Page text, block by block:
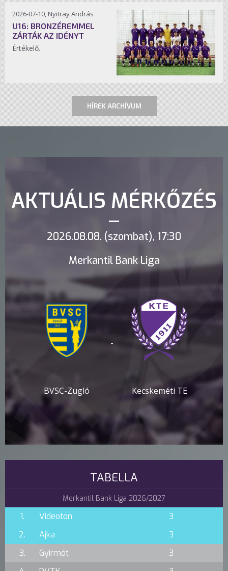
2026-07-10, Nyitray András
U16: BRONZÉREMMEL
ZÁRTÁK AZ IDÉNYT
Értékelő.
HÍREK ARCHÍVUM
AKTUÁLIS MÉRKŐZÉS
2026.08.08. (szombat), 17:30
Merkantil Bank Liga
BVSC-Zugló
-
Kecskeméti TE
TABELLA
Merkantil Bank Liga 2026/2027
1. Videoton
3
2.
Ajka
3
3.
Gyirmót
3